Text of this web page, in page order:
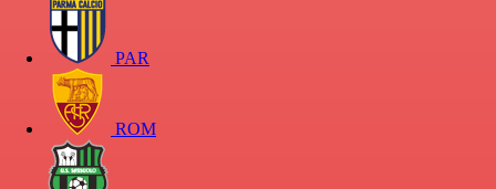
PAR
ROM